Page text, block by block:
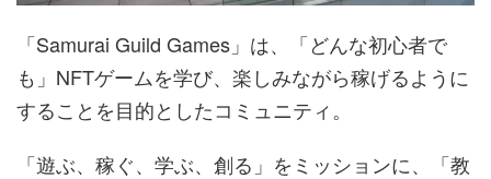
「Samurai Guild Games」は、「どんな初心者で
も」NFTゲームを学び、楽しみながら稼げるように
することを目的としたコミュニティ。
「遊ぶ、稼ぐ、学ぶ、創る」をミッションに、「教